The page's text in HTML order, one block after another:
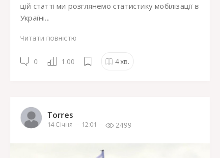
цій статті ми розглянемо статистику мобілізації в
Україні...
Читати повністю
0 1.00 4хв.
Torres
14 Січня 12:01 2499